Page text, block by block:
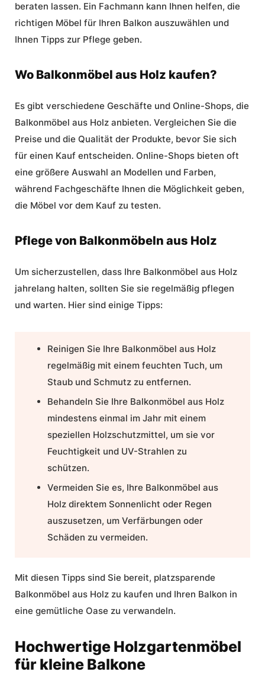
beraten lassen. Ein Fachmann kann Ihnen helfen, die
richtigen Möbel für Ihren Balkon auszuwählen und
Ihnen Tipps zur Pflege geben.
Wo Balkonmöbel aus Holz kaufen?
Es gibt verschiedene Geschäfte und Online-Shops, die
Balkonmöbel aus Holz anbieten. Vergleichen Sie die
Preise und die Qualität der Produkte, bevor Sie sich
für einen Kauf entscheiden. Online-Shops bieten oft
eine größere Auswahl an Modellen und Farben,
während Fachgeschäfte Ihnen die Möglichkeit geben,
die Möbel vor dem Kauf zu testen.
Pflege von Balkonmöbeln aus Holz
Um sicherzustellen, dass Ihre Balkonmöbel aus Holz
jahrelang halten, sollten Sie sie regelmäßig pflegen
und warten. Hier sind einige Tipps:
Reinigen Sie Ihre Balkonmöbel aus Holz
regelmäßig mit einem feuchten Tuch, um
Staub und Schmutz zu entfernen.
Behandeln Sie Ihre Balkonmöbel aus Holz
mindestens einmal im Jahr mit einem
speziellen Holzschutzmittel, um sie vor
Feuchtigkeit und UV-Strahlen zu
schützen.
Vermeiden Sie es, Ihre Balkonmöbel aus
Holz direktem Sonnenlicht oder Regen
auszusetzen, um Verfärbungen oder
Schäden zu vermeiden.
Mit diesen Tipps sind Sie bereit, platzsparende
Balkonmöbel aus Holz zu kaufen und Ihren Balkon in
eine gemütliche Oase zu verwandeln.
Hochwertige Holzgartenmöbel
für kleine Balkone